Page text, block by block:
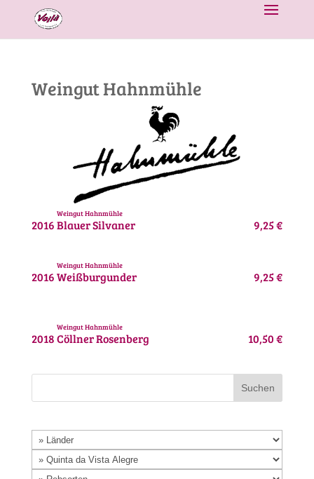
Weingut Hahnmühle
2016
Weingut Hahnmühle
Blauer Silvaner 9,25 €
2016
Weingut Hahnmühle
Weißburgunder 9,25 €
2018
Weingut Hahnmühle
Cöllner Rosenberg 10,50 €